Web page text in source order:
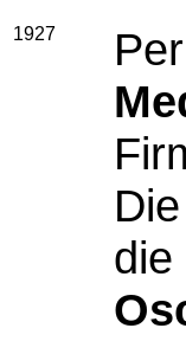
1927
die